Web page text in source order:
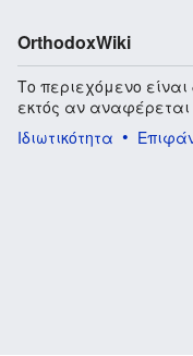
OrthodoxWiki
Το περιεχόμενο είναι
εκτός αν αναφέρεται
Ιδιωτικότητα